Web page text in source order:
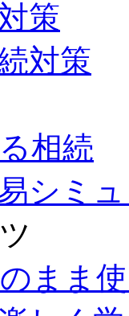
策
対策
相続
シミ
まま